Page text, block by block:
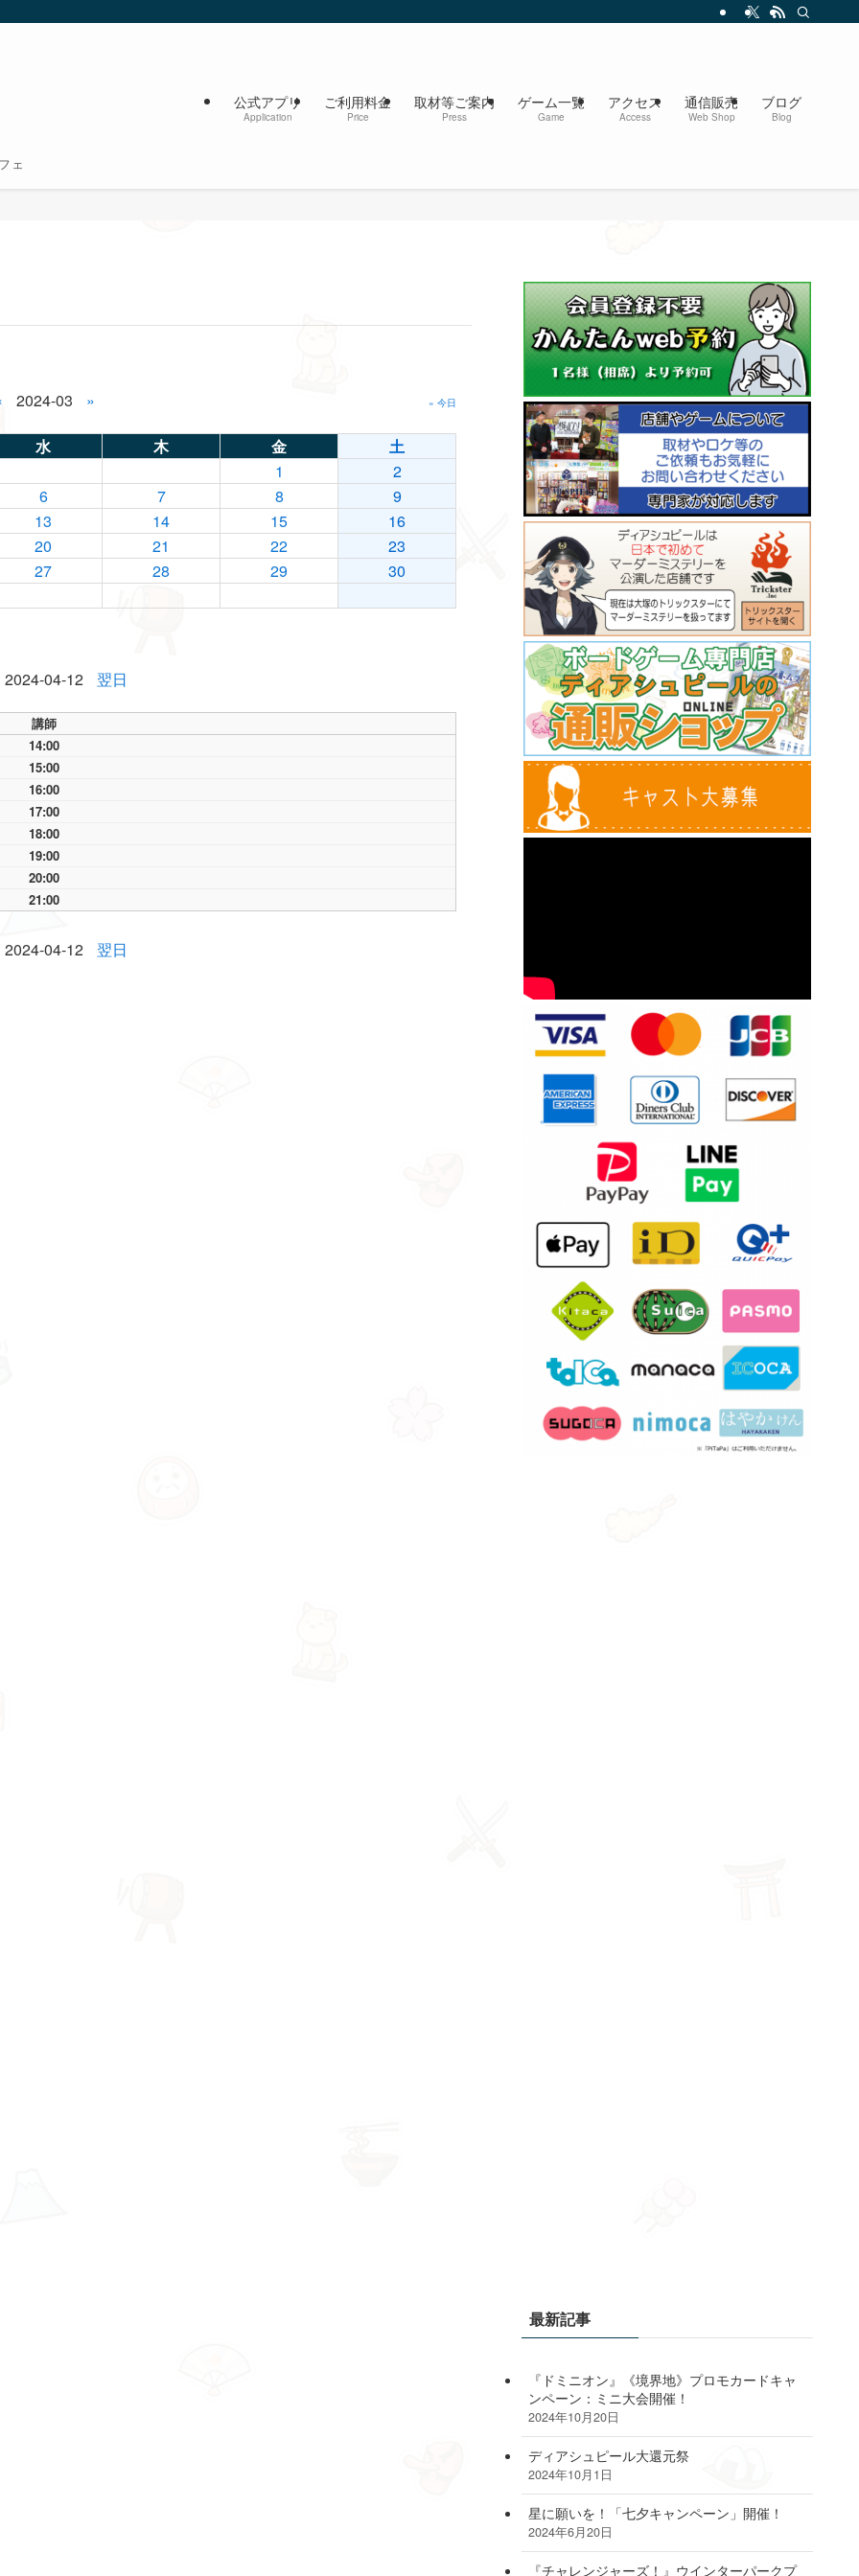
ェ
公式アプリ
Application
ご利用料金
Price
取材等ご案内
Press
ゲーム一覧
Game
アクセス
Access
通信販売
Web Shop
ブログ
Blog
2024-03 » » 今日
水 木 金
土
1
2
6
7 8
9
13
14 15
16
20
21 22
23
27
28 29 30
2024-04-12 翌日
講師
14:00
15:00
16:00
17:00
18:00
19:00
20:00
21:00
2024-04-12 翌日
最新記事
『ドミニオン』《境界地》プロモカードキャ
ンペーン：ミニ大会開催！
2024年10月20日
ディアシュピール大還元祭
2024年10月1日
星に願いを！「七夕キャンペーン」開催！
2024年6月20日
『チャレンジャーズ！』ウインターパークプ